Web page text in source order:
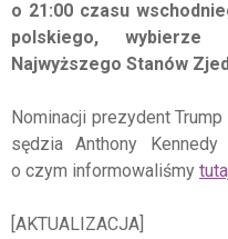
o 21:00 czasu
polskiego, wybierze
Najwyższego Stanów
Nominacji prezydent
sędzia Anthony Kennedy
o czym informowaliśmy
[AKTUALIZACJA]